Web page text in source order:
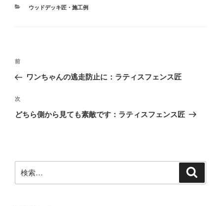
カ
ウッドデッキ匠・施工例
投
ナ
ビ
ゲ
ン
前
の
稿
前
ワンちゃんの逃走防止に：ラティスフェンス匠
次
の
次
どちら側から見ても素敵です：ラティスフェンス匠
索: